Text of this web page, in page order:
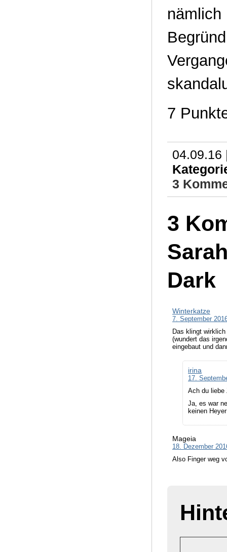
nämlich
7
3
3
Dark
Winterkatze
7. September
Das klingt
(wundert das
eingebaut und
irina
17.
Ach du liebe
Ja, es war
keinen
Mageia
18. Dezember
Also Finger weg